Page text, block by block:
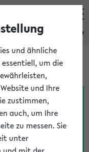
eKVV
Fragen zu
Ansprechpersonen
Der BIS
und ähnliche
um die
und Ihre
zustimmen,
auch, um Ihre
zu messen. Sie
unter